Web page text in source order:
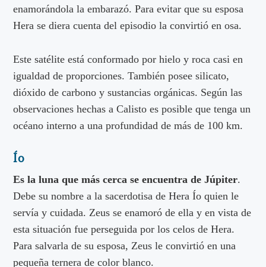
enamorándola la embarazó. Para evitar que su esposa
Hera se diera cuenta del episodio la convirtió en osa.
Este satélite está conformado por hielo y roca casi en
igualdad de proporciones. También posee silicato,
dióxido de carbono y sustancias orgánicas. Según las
observaciones hechas a Calisto es posible que tenga un
océano interno a una profundidad de más de 100 km.
Ío
Es la luna que más cerca se encuentra de Júpiter.
Debe su nombre a la sacerdotisa de Hera Ío quien le
servía y cuidada. Zeus se enamoró de ella y en vista de
esta situación fue perseguida por los celos de Hera.
Para salvarla de su esposa, Zeus le convirtió en una
pequeña ternera de color blanco.